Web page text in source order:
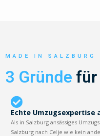
MADE IN SALZBURG
3 Gründe für
Echte Umzugsexpertise
Als in Salzburg ansässiges
Salzburg nach Celje wie kein